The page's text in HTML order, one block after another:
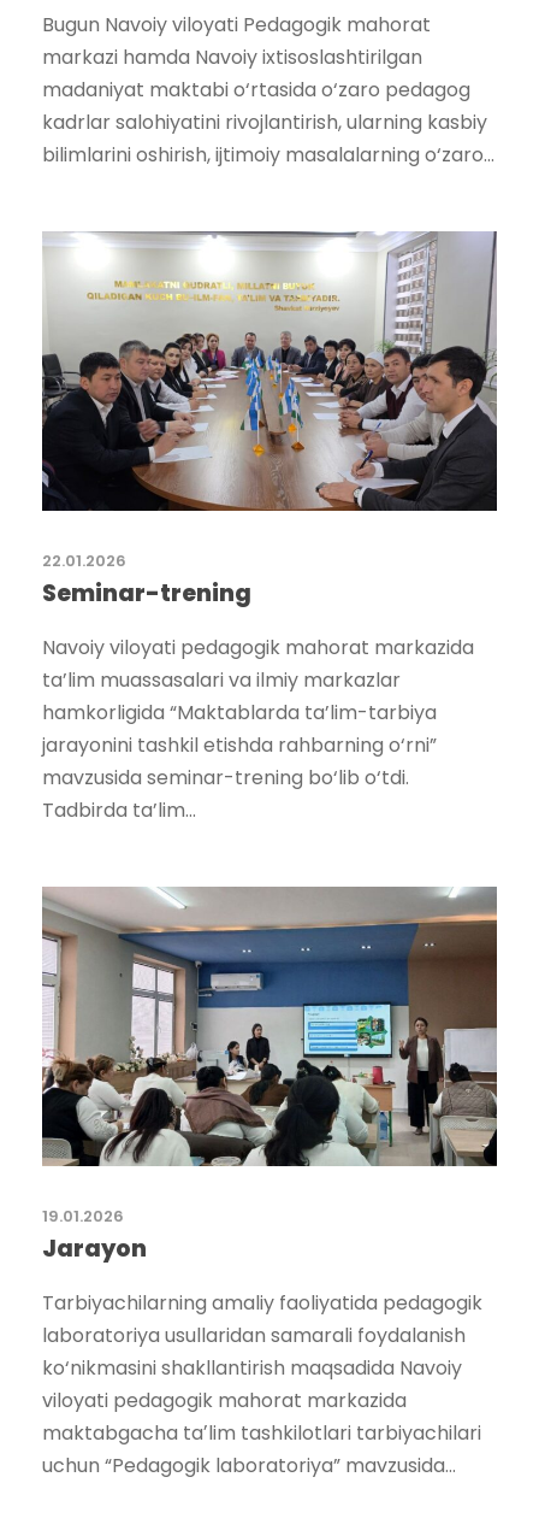
Bugun Navoiy viloyati Pedagogik mahorat
markazi hamda Navoiy ixtisoslashtirilgan
madaniyat maktabi o‘rtasida o‘zaro pedagog
kadrlar salohiyatini rivojlantirish, ularning kasbiy
bilimlarini oshirish, ijtimoiy masalalarning o‘zaro...
22.01.2026
Seminar-trening
Navoiy viloyati pedagogik mahorat markazida
ta’lim muassasalari va ilmiy markazlar
hamkorligida “Maktablarda ta’lim-tarbiya
jarayonini tashkil etishda rahbarning o‘rni”
mavzusida seminar-trening bo‘lib o‘tdi.
Tadbirda ta’lim...
19.01.2026
Jarayon
Tarbiyachilarning amaliy faoliyatida pedagogik
laboratoriya usullaridan samarali foydalanish
ko‘nikmasini shakllantirish maqsadida Navoiy
viloyati pedagogik mahorat markazida
maktabgacha taʼlim tashkilotlari tarbiyachilari
uchun “Pedagogik laboratoriya” mavzusida...